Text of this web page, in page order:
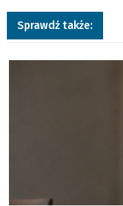
Sprawdź także:
a